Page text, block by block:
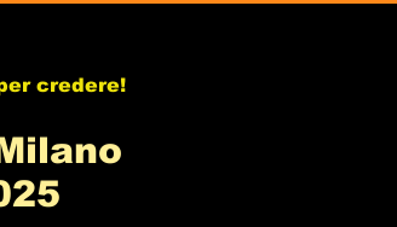
credere!